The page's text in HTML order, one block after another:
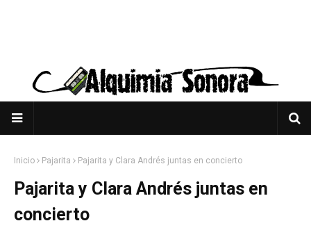
Inicio Pajarita Pajarita y Clara Andrés juntas en concierto
Pajarita y Clara Andrés juntas en
concierto